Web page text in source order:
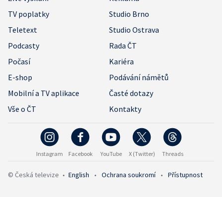
TV poplatky
Studio Brno
Teletext
Studio Ostrava
Podcasty
Rada ČT
Počasí
Kariéra
E-shop
Podávání námětů
Mobilní a TV aplikace
Časté dotazy
Vše o ČT
Kontakty
Instagram Facebook YouTube X (Twitter) Threads
© Česká televize • English • Ochrana soukromí • Přístupnost